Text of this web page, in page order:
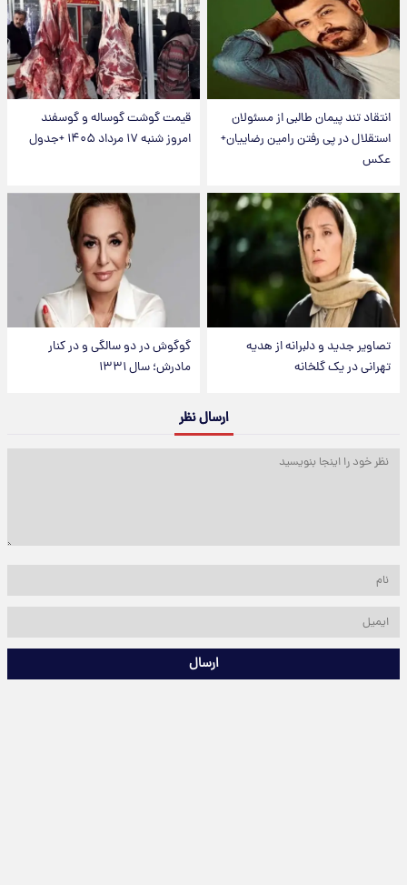
انتقاد تند پیمان طالبی از مسئولان
استقلال در پی رفتن رامین رضاییان+
عکس
قیمت گوشت گوساله و گوسفند
امروز شنبه ۱۷ مرداد ۱۴۰۵ +جدول
تصاویر جدید و دلبرانه از هدیه
تهرانی در یک گلخانه
گوگوش در دو سالگی و در کنار
مادرش؛ سال ۱۳۳۱
ارسال نظر
ارسال